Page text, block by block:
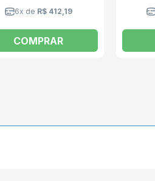
6x de R$ 412,19
COMPRAR